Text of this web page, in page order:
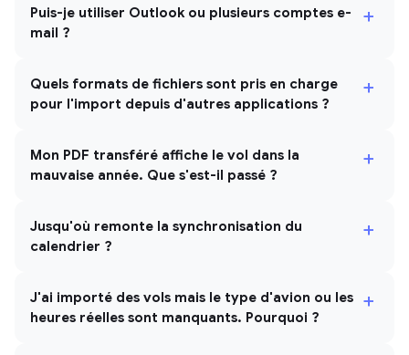
Puis-je utiliser Outlook ou plusieurs comptes e-
mail ?
+
Quels formats de fichiers sont pris en charge
pour l'import depuis d'autres applications ?
+
Mon PDF transféré affiche le vol dans la
mauvaise année. Que s'est-il passé ?
+
Jusqu'où remonte la synchronisation du
calendrier ?
+
J'ai importé des vols mais le type d'avion ou les
heures réelles sont manquants. Pourquoi ?
+